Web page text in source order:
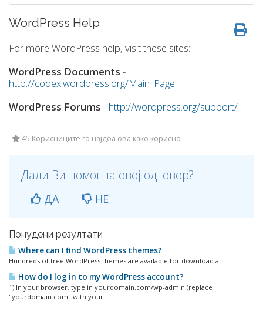
WordPress Help
For more WordPress help, visit these sites:
WordPress Documents -
http://codex.wordpress.org/Main_Page
WordPress Forums - http://wordpress.org/support/
45 Корисниците го најдоа ова како корисно
Дали Ви помогна овој одговор?
ДА НЕ
Понудени резултати
Where can I find WordPress themes?
Hundreds of free WordPress themes are available for download at...
How do I log in to my WordPress account?
1) In your browser, type in yourdomain.com/wp-admin (replace
"yourdomain.com" with your...